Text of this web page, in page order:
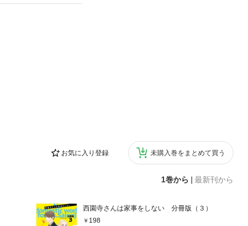
お気に入り登録 未購入巻をまとめて買う
1巻から 最新刊から
西園寺さんは家事をしない 分冊版（３）
198